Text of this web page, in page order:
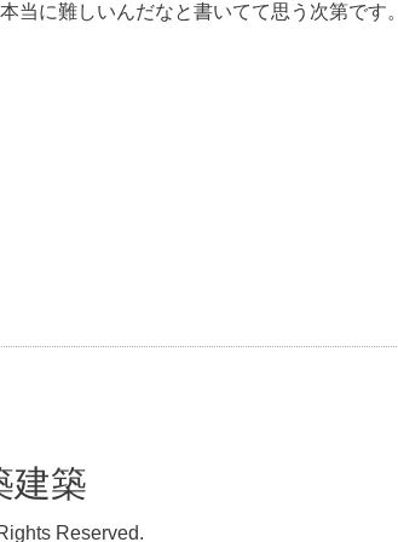
当に難しいんだなと書いてて思う次第です。
建築
Reserved.